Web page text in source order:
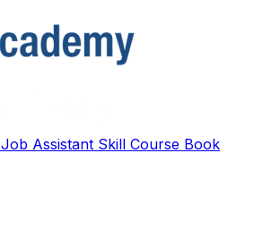
Job Assistant Skill Course Book